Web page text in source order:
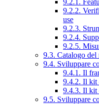
9.2.1.
9.2.2.
use
9.2.3.
9.2.4.
9.2.5.
9.3. Catalogo del
9.4. Sviluppare
9.4.1. Il
9.4.2. Il kit
9.4.3. Il kit
9.5. Sviluppare